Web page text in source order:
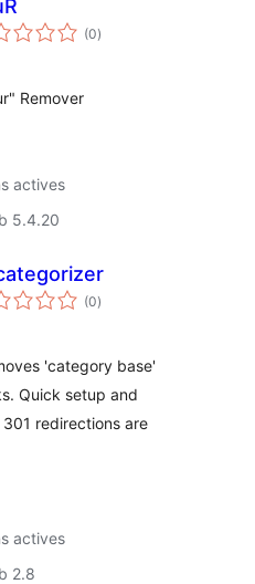
(0puntuacions
totals
)
Remover
actives
5.4.20
(0puntuacions
totals
)
'category base'
Quick setup and
redirections are
actives
2.8